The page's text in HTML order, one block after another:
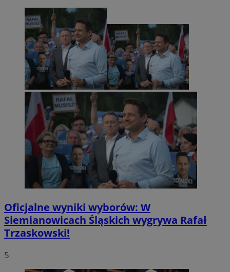
Oficjalne wyniki wyborów: W
Siemianowicach Śląskich wygrywa Rafał
Trzaskowski!
5